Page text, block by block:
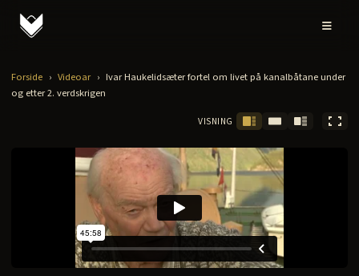
Forside › Videoar › Ivar Haukelidsæter fortel om livet på kanalbåtane under
og etter 2. verdskrigen
VISNING